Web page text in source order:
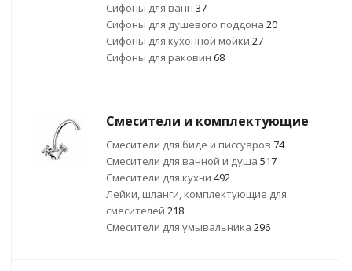
Сифоны для ванн 37
Сифоны для душевого поддона 20
Сифоны для кухонной мойки 27
Сифоны для раковин 68
Смесители и комплектующие
Смесители для биде и писсуаров 74
Смесители для ванной и душа 517
Смесители для кухни 492
Лейки, шланги, комплектующие для
смесителей 218
Смесители для умывальника 296